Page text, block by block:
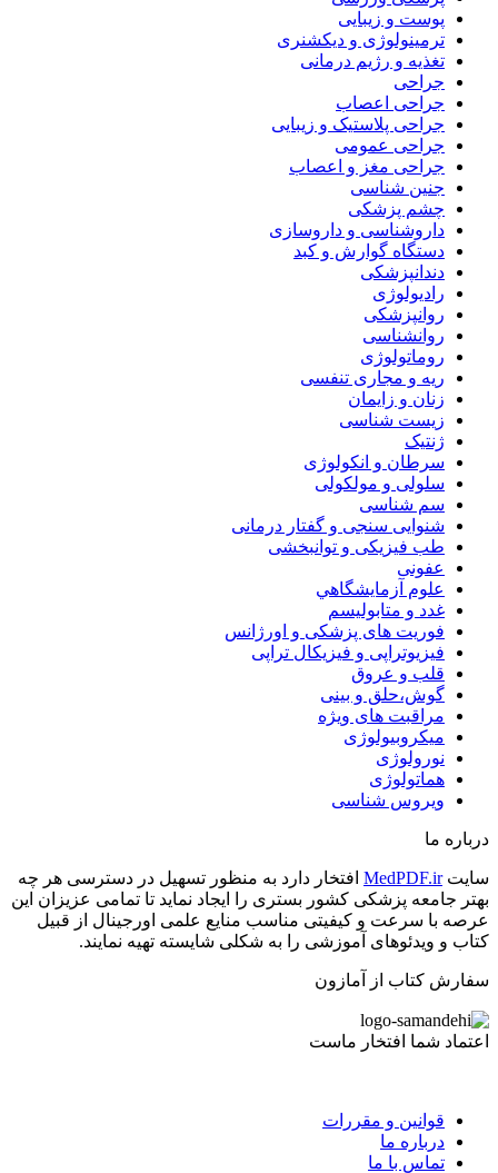
پوست و زیبایی
ترمینولوژی و دیکشنری
تغذیه و رژیم درمانی
جراحی
جراحی اعصاب
جراحی پلاستیک و زیبایی
جراحی عمومی
جراحی مغز و اعصاب
جنین شناسی
چشم پزشکی
داروشناسی و داروسازی
دستگاه گوارش و کبد
دندانپزشکی
رادیولوژی
روانپزشکی
روانشناسی
روماتولوژی
ریه و مجاری تنفسی
زنان و زایمان
زیست شناسی
ژنتیک
سرطان و انکولوژی
سلولی و مولکولی
سم شناسی
شنوایی سنجی و گفتار درمانی
طب فیزیکی و توانبخشی
عفونی
علوم آزمايشگاهي
غدد و متابولیسم
فوریت های پزشکی و اورژانس
فیزیوتراپی و فیزیکال تراپی
قلب و عروق
گوش،حلق و بینی
مراقبت های ویژه
میکروبیولوژی
نورولوژی
هماتولوژی
ویروس شناسی
درباره ما
سایتMedPDF.ir افتخار دارد به منظور تسهیل در دسترسی هر چه
بهتر جامعه پزشکی کشور بستری را ایجاد نماید تا تمامی عزیزان این
عرصه با سرعت و کیفیتی مناسب منایع علمی اورجینال از قبیل
کتاب و ویدئوهای آموزشی را به شکلی شایسته تهیه نمایند.
سفارش کتاب از آمازون
اعتماد شما افتخار ماست
قوانین و مقررات
درباره ما
تماس با ما